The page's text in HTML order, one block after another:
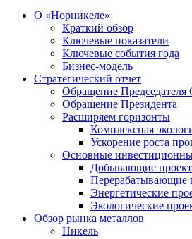
О «Норникеле»
Краткий обзор
Ключевые показатели
Ключевые события года
Бизнес-модель
Стратегический отчет
Обращение Председателя
Обращение Президента
Расширяем горизонты
Комплексная
Ускорение роста
Основные
Добывающие
Перерабатывающие
Энергетические
Экологические
Обзор рынка металлов
Никель